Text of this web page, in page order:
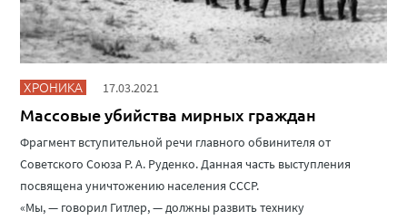
ХРОНИКА 17.03.2021
Массовые убийства мирных граждан
Фрагмент вступительной речи главного обвинителя от
Советского Союза Р. А. Руденко. Данная часть выступления
посвящена уничтожению населения СССР.
«Мы, — говорил Гитлер, — должны развить технику